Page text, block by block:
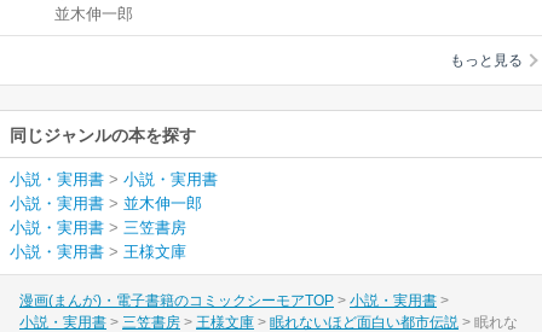
都市伝説
並木伸一郎
もっと見る
同じジャンルの本を探す
小説・実用書 > 小説・実用書
小説・実用書 > 並木伸一郎
小説・実用書 > 三笠書房
小説・実用書 > 王様文庫
漫画(まんが)・電子書籍のコミックシーモアTOP
小説・実用書
小説・実用書
三笠書房 王様文庫 眠れないほど面白い都市伝説
眠れな